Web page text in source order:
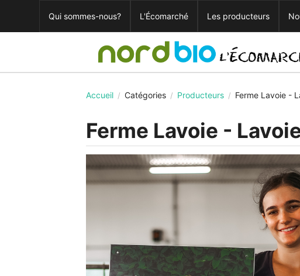
Qui sommes-nous? L'Écomarché Les producteurs
Accueil / Catégories / Producteurs / Ferme Lavoie -
Ferme Lavoie -